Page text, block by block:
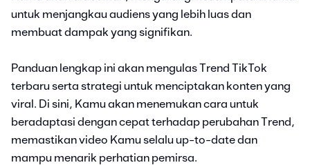
untuk menjangkau audiens yang lebih luas dan
membuat dampak yang signifikan.
Panduan lengkap ini akan mengulas Trend TikTok
terbaru serta strategi untuk menciptakan konten yang
viral. Di sini, Kamu akan menemukan cara untuk
beradaptasi dengan cepat terhadap perubahan Trend,
memastikan video Kamu selalu up-to-date dan
mampu menarik perhatian pemirsa.